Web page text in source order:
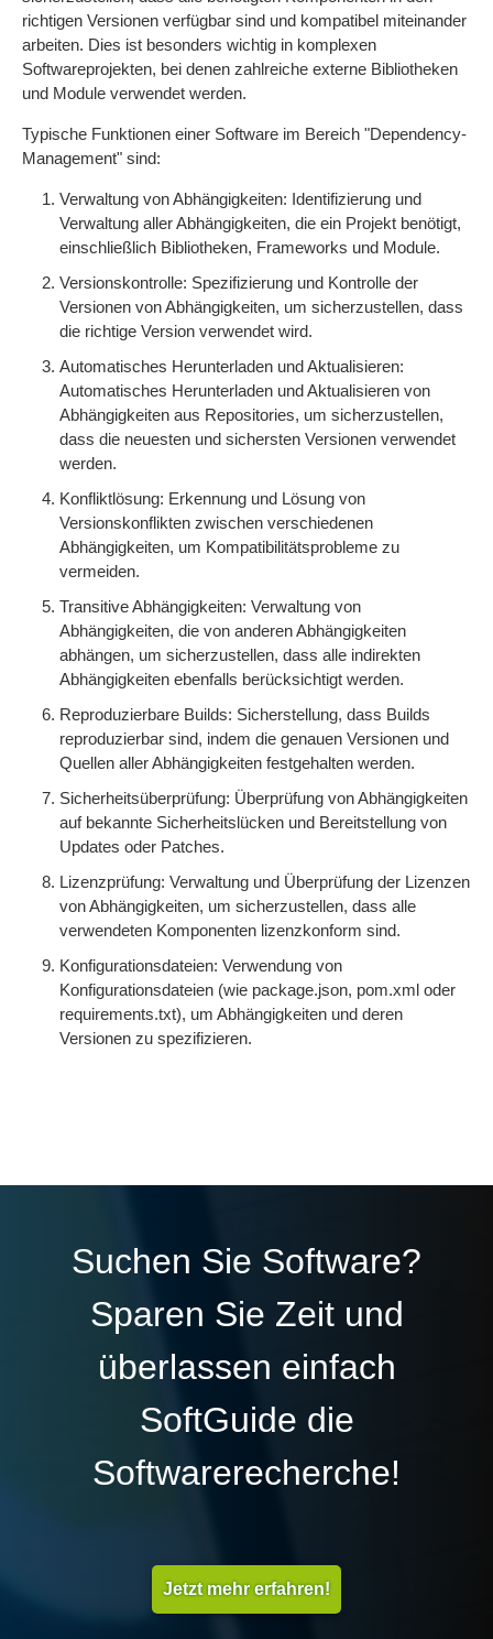
richtigen Versionen verfügbar sind und kompatibel miteinander
arbeiten. Dies ist besonders wichtig in komplexen
Softwareprojekten, bei denen zahlreiche externe Bibliotheken
und Module verwendet werden.
Typische Funktionen einer Software im Bereich "Dependency-
Management" sind:
Verwaltung von Abhängigkeiten: Identifizierung und
Verwaltung aller Abhängigkeiten, die ein Projekt benötigt,
einschließlich Bibliotheken, Frameworks und Module.
Versionskontrolle: Spezifizierung und Kontrolle der
Versionen von Abhängigkeiten, um sicherzustellen, dass
die richtige Version verwendet wird.
Automatisches Herunterladen und Aktualisieren:
Automatisches Herunterladen und Aktualisieren von
Abhängigkeiten aus Repositories, um sicherzustellen,
dass die neuesten und sichersten Versionen verwendet
werden.
Konfliktlösung: Erkennung und Lösung von
Versionskonflikten zwischen verschiedenen
Abhängigkeiten, um Kompatibilitätsprobleme zu
vermeiden.
Transitive Abhängigkeiten: Verwaltung von
Abhängigkeiten, die von anderen Abhängigkeiten
abhängen, um sicherzustellen, dass alle indirekten
Abhängigkeiten ebenfalls berücksichtigt werden.
Reproduzierbare Builds: Sicherstellung, dass Builds
reproduzierbar sind, indem die genauen Versionen und
Quellen aller Abhängigkeiten festgehalten werden.
Sicherheitsüberprüfung: Überprüfung von Abhängigkeiten
auf bekannte Sicherheitslücken und Bereitstellung von
Updates oder Patches.
Lizenzprüfung: Verwaltung und Überprüfung der Lizenzen
von Abhängigkeiten, um sicherzustellen, dass alle
verwendeten Komponenten lizenzkonform sind.
Konfigurationsdateien: Verwendung von
Konfigurationsdateien (wie package.json, pom.xml oder
requirements.txt), um Abhängigkeiten und deren
Versionen zu spezifizieren.
Suchen Sie Software?
Sparen Sie Zeit und
überlassen einfach
SoftGuide die
Softwarerecherche!
Jetzt mehr erfahren!